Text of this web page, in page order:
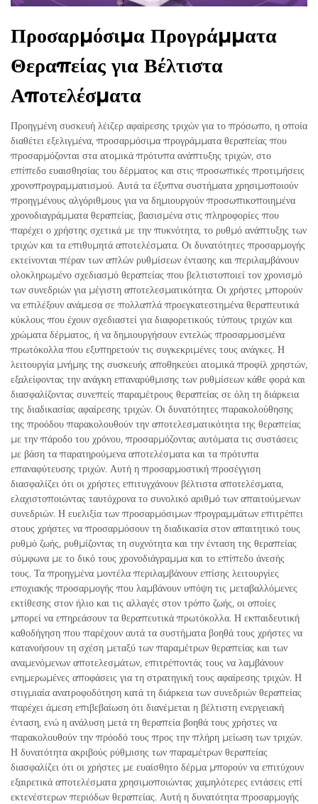
Προσαρμόσιμα Προγράμματα
Θεραπείας για Βέλτιστα
Αποτελέσματα
Προηγμένη συσκευή λέιζερ αφαίρεσης τριχών για το πρόσωπο, η οποία
διαθέτει εξελιγμένα, προσαρμόσιμα προγράμματα θεραπείας που
προσαρμόζονται στα ατομικά πρότυπα ανάπτυξης τριχών, στο
επίπεδο ευαισθησίας του δέρματος και στις προσωπικές προτιμήσεις
χρονοπρογραμματισμού. Αυτά τα έξυπνα συστήματα χρησιμοποιούν
προηγμένους αλγόριθμους για να δημιουργούν προσωπικοποιημένα
χρονοδιαγράμματα θεραπείας, βασισμένα στις πληροφορίες που
παρέχει ο χρήστης σχετικά με την πυκνότητα, το ρυθμό ανάπτυξης των
τριχών και τα επιθυμητά αποτελέσματα. Οι δυνατότητες προσαρμογής
εκτείνονται πέραν των απλών ρυθμίσεων έντασης και περιλαμβάνουν
ολοκληρωμένο σχεδιασμό θεραπείας που βελτιστοποιεί τον χρονισμό
των συνεδριών για μέγιστη αποτελεσματικότητα. Οι χρήστες μπορούν
να επιλέξουν ανάμεσα σε πολλαπλά προεγκατεστημένα θεραπευτικά
κύκλους που έχουν σχεδιαστεί για διαφορετικούς τύπους τριχών και
χρώματα δέρματος, ή να δημιουργήσουν εντελώς προσαρμοσμένα
πρωτόκολλα που εξυπηρετούν τις συγκεκριμένες τους ανάγκες. Η
λειτουργία μνήμης της συσκευής αποθηκεύει ατομικά προφίλ χρηστών,
εξαλείφοντας την ανάγκη επαναρύθμισης των ρυθμίσεων κάθε φορά και
διασφαλίζοντας συνεπείς παραμέτρους θεραπείας σε όλη τη διάρκεια
της διαδικασίας αφαίρεσης τριχών. Οι δυνατότητες παρακολούθησης
της προόδου παρακολουθούν την αποτελεσματικότητα της θεραπείας
με την πάροδο του χρόνου, προσαρμόζοντας αυτόματα τις συστάσεις
με βάση τα παρατηρούμενα αποτελέσματα και τα πρότυπα
επαναφύτευσης τριχών. Αυτή η προσαρμοστική προσέγγιση
διασφαλίζει ότι οι χρήστες επιτυγχάνουν βέλτιστα αποτελέσματα,
ελαχιστοποιώντας ταυτόχρονα το συνολικό αριθμό των απαιτούμενων
συνεδριών. Η ευελιξία των προσαρμόσιμων προγραμμάτων επιτρέπει
στους χρήστες να προσαρμόσουν τη διαδικασία στον απαιτητικό τους
ρυθμό ζωής, ρυθμίζοντας τη συχνότητα και την ένταση της θεραπείας
σύμφωνα με το δικό τους χρονοδιάγραμμα και το επίπεδο άνεσής
τους. Τα προηγμένα μοντέλα περιλαμβάνουν επίσης λειτουργίες
εποχιακής προσαρμογής που λαμβάνουν υπόψη τις μεταβαλλόμενες
εκτίθεσης στον ήλιο και τις αλλαγές στον τρόπο ζωής, οι οποίες
μπορεί να επηρεάσουν τα θεραπευτικά πρωτόκολλα. Η εκπαιδευτική
καθοδήγηση που παρέχουν αυτά τα συστήματα βοηθά τους χρήστες να
κατανοήσουν τη σχέση μεταξύ των παραμέτρων θεραπείας και των
αναμενόμενων αποτελεσμάτων, επιτρέποντάς τους να λαμβάνουν
ενημερωμένες αποφάσεις για τη στρατηγική τους αφαίρεσης τριχών. Η
στιγμιαία ανατροφοδότηση κατά τη διάρκεια των συνεδριών θεραπείας
παρέχει άμεση επιβεβαίωση ότι διανέμεται η βέλτιστη ενεργειακή
ένταση, ενώ η ανάλυση μετά τη θεραπεία βοηθά τους χρήστες να
παρακολουθούν την πρόοδό τους προς την πλήρη μείωση των τριχών.
Η δυνατότητα ακριβούς ρύθμισης των παραμέτρων θεραπείας
διασφαλίζει ότι οι χρήστες με ευαίσθητο δέρμα μπορούν να επιτύχουν
εξαιρετικά αποτελέσματα χρησιμοποιώντας χαμηλότερες εντάσεις επί
εκτενέστερων περιόδων θεραπείας. Αυτή η δυνατότητα προσαρμογής